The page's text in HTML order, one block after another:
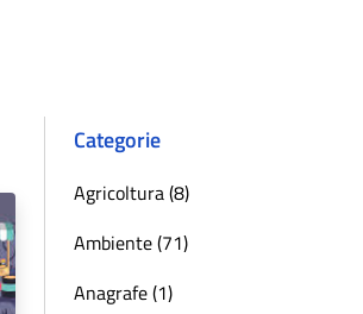
Categorie
Agricoltura (8)
Ambiente (71)
Anagrafe (1)